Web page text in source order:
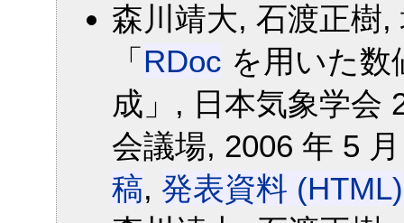
森川靖大, 石渡正樹
「 RDoc を用いた
成」, 日本気象学会
会議場, 2006 年 5
稿,発表資料 (HTML)